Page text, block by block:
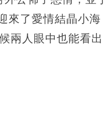
來了愛情結晶小海
兩人眼中也能看出